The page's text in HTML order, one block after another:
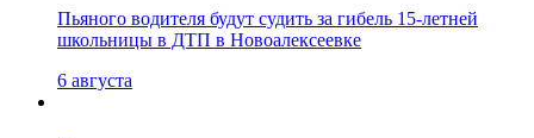
Пьяного водителя будут судить за гибель 15-летней
школьницы в ДТП в Новоалексеевке
6 августа